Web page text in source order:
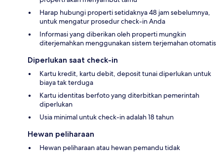
Harap hubungi properti setidaknya 48 jam sebelumnya,
untuk mengatur prosedur check-in Anda
Informasi yang diberikan oleh properti mungkin
diterjemahkan menggunakan sistem terjemahan otomatis
Diperlukan saat check-in
Kartu kredit, kartu debit, deposit tunai diperlukan untuk
biaya tak terduga
Kartu identitas berfoto yang diterbitkan pemerintah
diperlukan
Usia minimal untuk check-in adalah 18 tahun
Hewan peliharaan
Hewan peliharaan atau hewan pemandu tidak